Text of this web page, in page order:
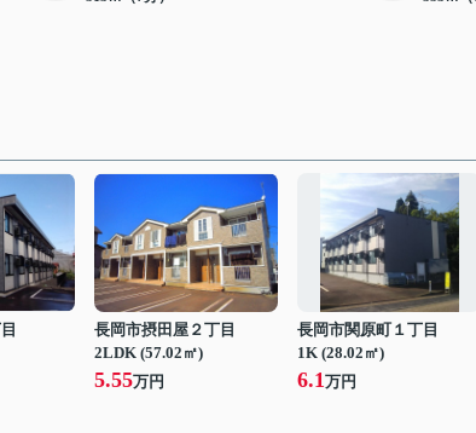
長岡市摂田屋２丁目
2LDK (57.02㎡)
5.55万円
長岡市関原町１丁目
1K (28.02㎡)
6.1万円